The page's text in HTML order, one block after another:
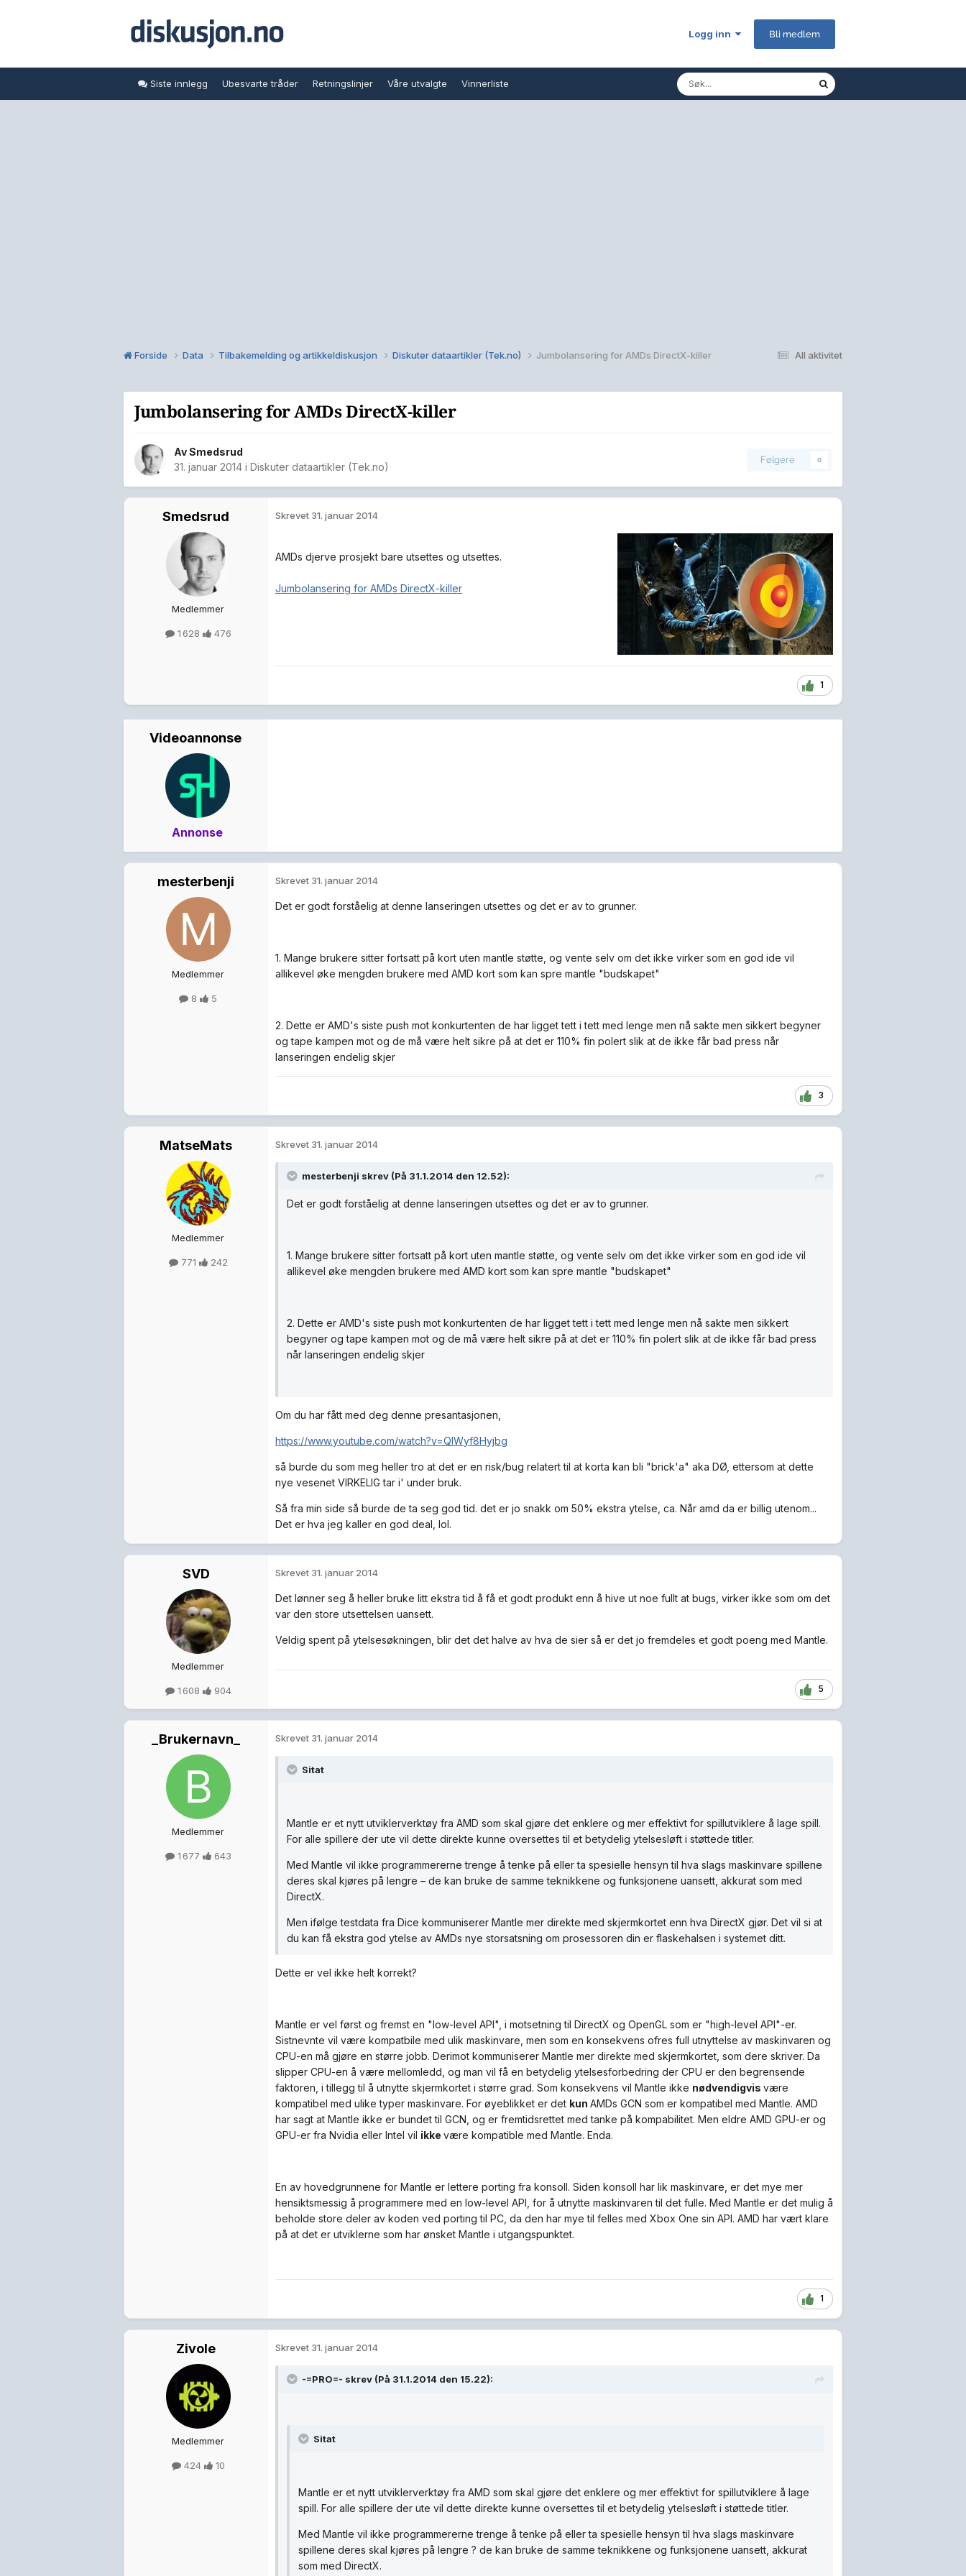
Logg inn Bli medlem
Siste innlegg Ubesvarte tråder Retningslinjer Våre utvalgte Vinnerliste
All aktivitet
Forside Data Tilbakemelding og artikkeldiskusjon Diskuter dataartikler (Tek.no) Jumbolansering for AMDs DirectX-killer
Jumbolansering for AMDs DirectX-killer
AvSmedsrud
31. januar 2014 i Diskuter dataartikler (Tek.no)
Følgere 0
Smedsrud
Medlemmer
1 628 476
Skrevet 31. januar 2014
AMDs djerve prosjekt bare utsettes og utsettes.
Jumbolansering for AMDs DirectX-killer
1
Videoannonse
Annonse
mesterbenji
Medlemmer
8 5
Skrevet 31. januar 2014
Det er godt forståelig at denne lanseringen utsettes og det er av to grunner.
1. Mange brukere sitter fortsatt på kort uten mantle støtte, og vente selv om det ikke virker som en god ide vil
allikevel øke mengden brukere med AMD kort som kan spre mantle "budskapet"
2. Dette er AMD's siste push mot konkurtenten de har ligget tett i tett med lenge men nå sakte men sikkert begyner
og tape kampen mot og de må være helt sikre på at det er 110% fin polert slik at de ikke får bad press når
lanseringen endelig skjer
3
MatseMats
Medlemmer
771 242
Skrevet 31. januar 2014
mesterbenji skrev (På 31.1.2014 den 12.52):
Det er godt forståelig at denne lanseringen utsettes og det er av to grunner.
1. Mange brukere sitter fortsatt på kort uten mantle støtte, og vente selv om det ikke virker som en god ide vil
allikevel øke mengden brukere med AMD kort som kan spre mantle "budskapet"
2. Dette er AMD's siste push mot konkurtenten de har ligget tett i tett med lenge men nå sakte men sikkert
begyner og tape kampen mot og de må være helt sikre på at det er 110% fin polert slik at de ikke får bad press
når lanseringen endelig skjer
Om du har fått med deg denne presantasjonen,
https://www.youtube.com/watch?v=QIWyf8Hyjbg
så burde du som meg heller tro at det er en risk/bug relatert til at korta kan bli "brick'a" aka DØ, ettersom at dette
nye vesenet VIRKELIG tar i' under bruk.
Så fra min side så burde de ta seg god tid. det er jo snakk om 50% ekstra ytelse, ca. Når amd da er billig utenom...
Det er hva jeg kaller en god deal, lol.
SVD
Medlemmer
1 608 904
Skrevet 31. januar 2014
Det lønner seg å heller bruke litt ekstra tid å få et godt produkt enn å hive ut noe fullt at bugs, virker ikke som om det
var den store utsettelsen uansett.
Veldig spent på ytelsesøkningen, blir det det halve av hva de sier så er det jo fremdeles et godt poeng med Mantle.
5
_Brukernavn_
Medlemmer
1 677 643
Skrevet 31. januar 2014
Sitat
Mantle er et nytt utviklerverktøy fra AMD som skal gjøre det enklere og mer effektivt for spillutviklere å lage spill.
For alle spillere der ute vil dette direkte kunne oversettes til et betydelig ytelsesløft i støttede titler.
Med Mantle vil ikke programmererne trenge å tenke på eller ta spesielle hensyn til hva slags maskinvare spillene
deres skal kjøres på lengre – de kan bruke de samme teknikkene og funksjonene uansett, akkurat som med
DirectX.
Men ifølge testdata fra Dice kommuniserer Mantle mer direkte med skjermkortet enn hva DirectX gjør. Det vil si at
du kan få ekstra god ytelse av AMDs nye storsatsning om prosessoren din er flaskehalsen i systemet ditt.
Dette er vel ikke helt korrekt?
Mantle er vel først og fremst en "low-level API", i motsetning til DirectX og OpenGL som er "high-level API"-er.
Sistnevnte vil være kompatbile med ulik maskinvare, men som en konsekvens ofres full utnyttelse av maskinvaren og
CPU-en må gjøre en større jobb. Derimot kommuniserer Mantle mer direkte med skjermkortet, som dere skriver. Da
slipper CPU-en å være mellomledd, og man vil få en betydelig ytelsesforbedring der CPU er den begrensende
faktoren, i tillegg til å utnytte skjermkortet i større grad. Som konsekvens vil Mantle ikke nødvendigvis være
kompatibel med ulike typer maskinvare. For øyeblikket er det kun AMDs GCN som er kompatibel med Mantle. AMD
har sagt at Mantle ikke er bundet til GCN, og er fremtidsrettet med tanke på kompabilitet. Men eldre AMD GPU-er og
GPU-er fra Nvidia eller Intel vil ikke være kompatible med Mantle. Enda.
En av hovedgrunnene for Mantle er lettere porting fra konsoll. Siden konsoll har lik maskinvare, er det mye mer
hensiktsmessig å programmere med en low-level API, for å utnytte maskinvaren til det fulle. Med Mantle er det mulig å
beholde store deler av koden ved porting til PC, da den har mye til felles med Xbox One sin API. AMD har vært klare
på at det er utviklerne som har ønsket Mantle i utgangspunktet.
1
Zivole
Medlemmer
424 10
Skrevet 31. januar 2014
-=PRO=- skrev (På 31.1.2014 den 15.22):
Sitat
Mantle er et nytt utviklerverktøy fra AMD som skal gjøre det enklere og mer effektivt for spillutviklere å lage
spill. For alle spillere der ute vil dette direkte kunne oversettes til et betydelig ytelsesløft i støttede titler.
Med Mantle vil ikke programmererne trenge å tenke på eller ta spesielle hensyn til hva slags maskinvare
spillene deres skal kjøres på lengre ? de kan bruke de samme teknikkene og funksjonene uansett, akkurat
som med DirectX.